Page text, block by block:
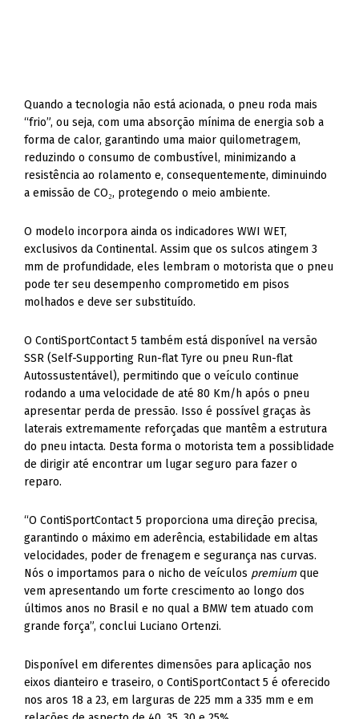
Quando a tecnologia não está acionada, o pneu roda mais
“frio”, ou seja, com uma absorção mínima de energia sob a
forma de calor, garantindo uma maior quilometragem,
reduzindo o consumo de combustível, minimizando a
resistência ao rolamento e, consequentemente, diminuindo
a emissão de CO₂, protegendo o meio ambiente.
O modelo incorpora ainda os indicadores WWI WET,
exclusivos da Continental. Assim que os sulcos atingem 3
mm de profundidade, eles lembram o motorista que o pneu
pode ter seu desempenho comprometido em pisos
molhados e deve ser substituído.
O ContiSportContact 5 também está disponível na versão
SSR (Self-Supporting Run-flat Tyre ou pneu Run-flat
Autossustentável), permitindo que o veículo continue
rodando a uma velocidade de até 80 Km/h após o pneu
apresentar perda de pressão. Isso é possível graças às
laterais extremamente reforçadas que mantêm a estrutura
do pneu intacta. Desta forma o motorista tem a possiblidade
de dirigir até encontrar um lugar seguro para fazer o
reparo.
“O ContiSportContact 5 proporciona uma direção precisa,
garantindo o máximo em aderência, estabilidade em altas
velocidades, poder de frenagem e segurança nas curvas.
Nós o importamos para o nicho de veículos premiumque
vem apresentando um forte crescimento ao longo dos
últimos anos no Brasil e no qual a BMW tem atuado com
grande força”, conclui Luciano Ortenzi.
Disponível em diferentes dimensões para aplicação nos
eixos dianteiro e traseiro, o ContiSportContact 5 é oferecido
nos aros 18 a 23, em larguras de 225 mm a 335 mm e em